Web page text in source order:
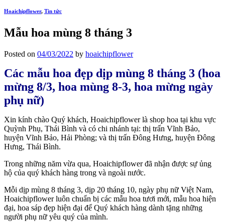
Hoaichipflower, Tin tức
Mẫu hoa mùng 8 tháng 3
Posted on 04/03/2022 by hoaichipflower
Các mẫu hoa đẹp dịp mùng 8 tháng 3 (hoa
mừng 8/3, hoa mùng 8-3, hoa mừng ngày
phụ nữ)
Xin kính chào Quý khách, Hoaichipflower là shop hoa tại khu vực
Quỳnh Phụ, Thái Bình và có chi nhánh tại: thị trấn Vĩnh Bảo,
huyện Vĩnh Bảo, Hải Phòng; và thị trấn Đông Hưng, huyện Đông
Hưng, Thái Bình.
Trong những năm vừa qua, Hoaichipflower đã nhận được sự ủng
hộ của quý khách hàng trong và ngoài nước.
Mỗi dịp mùng 8 tháng 3, dịp 20 tháng 10, ngày phụ nữ Việt Nam,
Hoaichipflower luôn chuẩn bị các mẫu hoa tươi mới, mẫu hoa hiện
đại, hoa sáp đẹp hiện đại để Quý khách hàng dành tặng những
người phụ nữ yêu quý của mình.